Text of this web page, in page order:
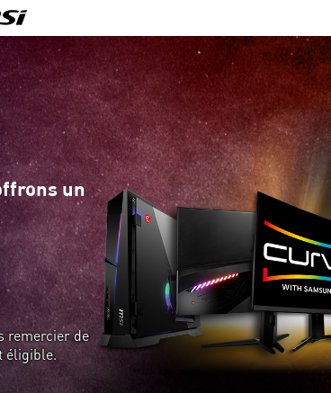
un
remercier de
éligible.